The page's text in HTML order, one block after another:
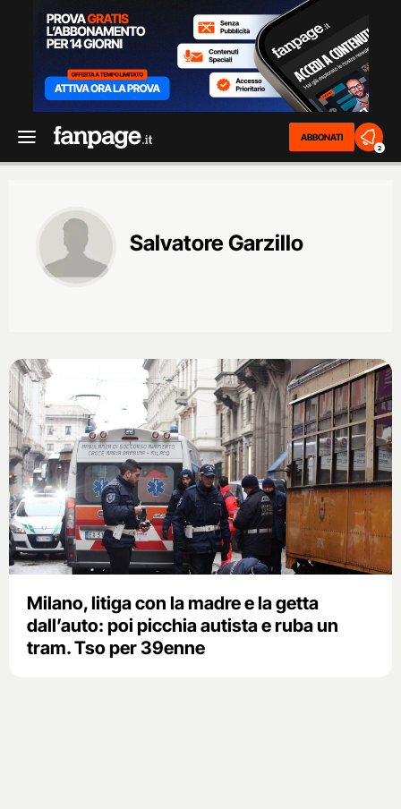
ABBONATI
2
Salvatore Garzillo
Milano, litiga con la madre e la getta
dall’auto: poi picchia autista e ruba un
tram. Tso per 39enne